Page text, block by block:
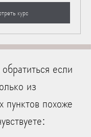
курс
если
из
пунктов похоже